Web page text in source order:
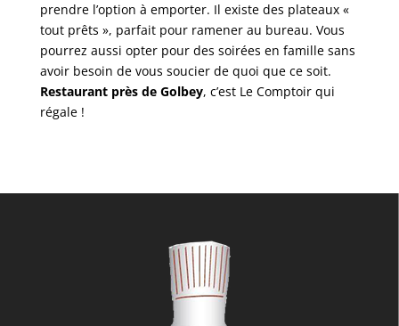
prendre l’option à emporter. Il existe des plateaux «
tout prêts », parfait pour ramener au bureau. Vous
pourrez aussi opter pour des soirées en famille sans
avoir besoin de vous soucier de quoi que ce soit.
Restaurant près de Golbey, c’est Le Comptoir qui
régale !